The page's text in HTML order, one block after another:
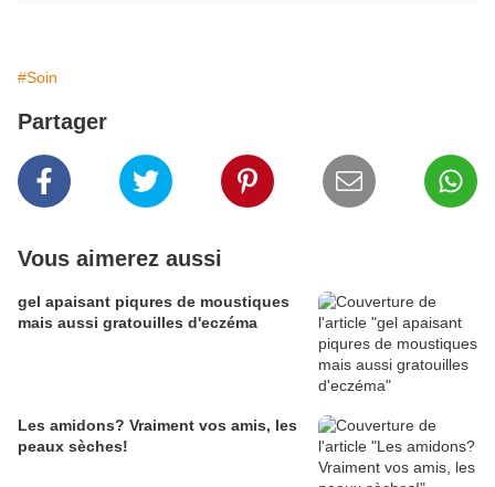
#Soin
Partager
Vous aimerez aussi
gel apaisant piqures de moustiques
mais aussi gratouilles d'eczéma
Les amidons? Vraiment vos amis, les
peaux sèches!